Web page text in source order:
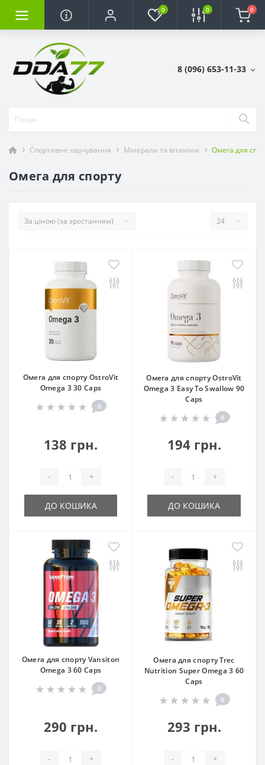
0 0 0
8 (096) 653-11-33
Спортивне харчування Мінерали та вітаміни Омега для
Омега для спорту
Омега для спорту OstroVit
Omega 3 30 Caps
0
138 грн.
- +
ДО КОШИКА
Омега для спорту OstroVit
Omega 3 Easy To Swallow 90
Caps
0
194 грн.
- +
ДО КОШИКА
Омега для спорту Vansiton
Omega 3 60 Caps
0
290 грн.
- +
Омега для спорту Trec
Nutrition Super Omega 3 60
Caps
0
293 грн.
- +